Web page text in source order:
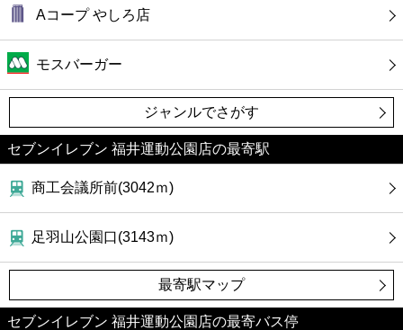
Aコープ やしろ店
モスバーガー
ジャンルでさがす
セブンイレブン 福井運動公園店の最寄駅
商工会議所前(3042ｍ)
足羽山公園口(3143ｍ)
最寄駅マップ
セブンイレブン 福井運動公園店の最寄バス停